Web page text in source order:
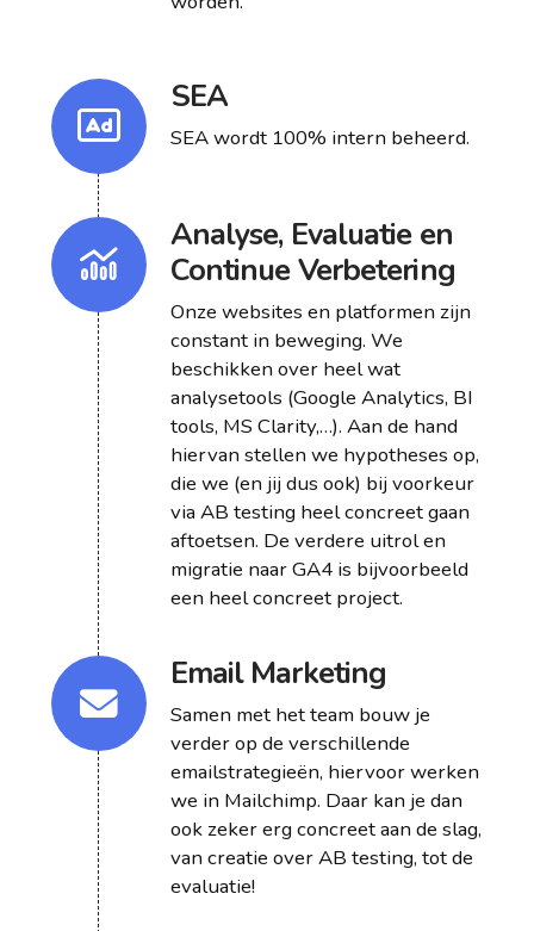
SEA
SEA wordt 100% intern beheerd.
Analyse, Evaluatie en
Continue Verbetering
Onze websites en platformen zijn
constant in beweging. We
beschikken over heel wat
analysetools (Google Analytics, BI
tools, MS Clarity,…). Aan de hand
hiervan stellen we hypotheses op,
die we (en jij dus ook) bij voorkeur
via AB testing heel concreet gaan
aftoetsen. De verdere uitrol en
migratie naar GA4 is bijvoorbeeld
een heel concreet project.
Email Marketing
Samen met het team bouw je
verder op de verschillende
emailstrategieën, hiervoor werken
we in Mailchimp. Daar kan je dan
ook zeker erg concreet aan de slag,
van creatie over AB testing, tot de
evaluatie!